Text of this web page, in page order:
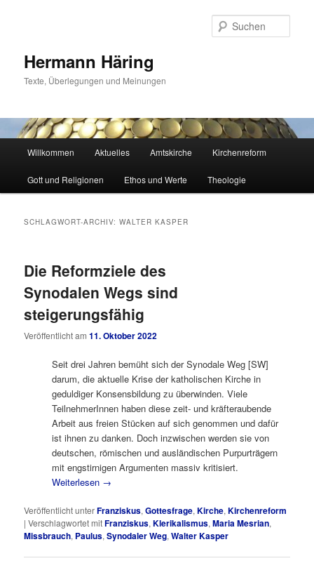
Hermann Häring
Texte, Überlegungen und Meinungen
Willkommen Aktuelles Amtskirche Kirchenreform
Gott und Religionen Ethos und Werte Theologie
SCHLAGWORT-ARCHIV:WALTER KASPER
Die Reformziele des
Synodalen Wegs sind
steigerungsfähig
Veröffentlicht am11. Oktober 2022
Seit drei Jahren bemüht sich der Synodale Weg [SW]
darum, die aktuelle Krise der katholischen Kirche in
geduldiger Konsensbildung zu überwinden. Viele
TeilnehmerInnen haben diese zeit- und kräfteraubende
Arbeit aus freien Stücken auf sich genommen und dafür
ist ihnen zu danken. Doch inzwischen werden sie von
deutschen, römischen und ausländischen Purpurträgern
mit engstirnigen Argumenten massiv kritisiert.
Weiterlesen →
Veröffentlicht unterFranziskus,Gottesfrage,Kirche,Kirchenreform
|Verschlagwortet mitFranziskus,Klerikalismus,Maria Mesrian,
Missbrauch, Paulus,Synodaler Weg,Walter Kasper